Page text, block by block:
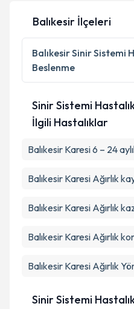
Balıkesir İlçeleri
BalıkesirSinir Sistemi
Beslenme
Sinir Sistemi
İlgili Hastalıklar
Balıkesir Karesi 6 – 24
Balıkesir Karesi Ağırlık
Balıkesir Karesi Ağırlık
Balıkesir Karesi Ağırlık
Balıkesir Karesi Ağırlık
Sinir Sistemi